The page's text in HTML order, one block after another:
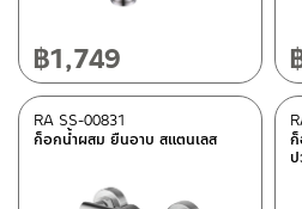
เรนชาวเวอร์
ท่อน้ำทิ้ง(15)
สะดืออ่าง
วาล์วขับล้างโถปัสสาวะชาย
฿1,749
ก็อกน้ำผสม ยืนอาบ สแตนเลส
RA SS-00831